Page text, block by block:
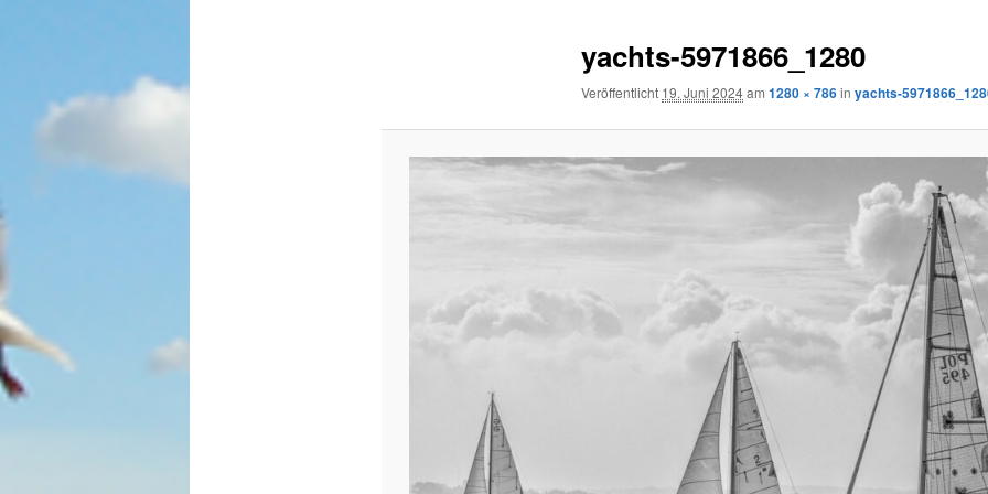
yachts-5971866_1280
Veröffentlicht 19. Juni 2024am1280 × 786inyachts-